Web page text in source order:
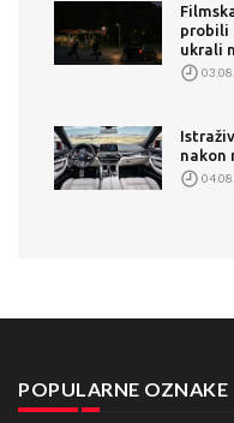
probili
ukrali
nakon
POPULARNE OZNAKE